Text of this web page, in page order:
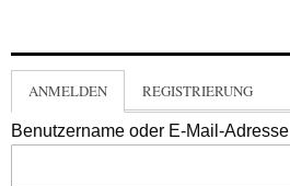
ANMELDEN REGISTRIERUNG
Benutzername oder E-Mail-Adresse